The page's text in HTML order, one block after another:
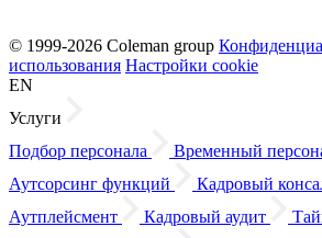
© 1999-2026 Coleman group
использования Настройки cookie
EN
Услуги
Подбор персонала
Временный
Аутсорсинг функций
Кадровый
Аутплейсмент
Кадровый аудит